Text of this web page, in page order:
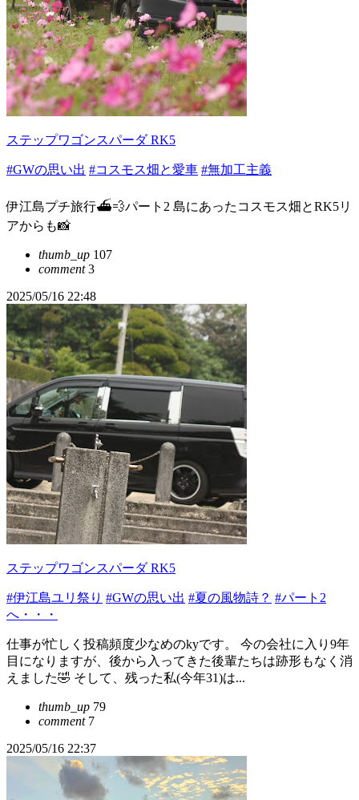
ステップワゴンスパーダ RK5
#GWの思い出 #コスモス畑と愛車 #無加工主義
伊江島プチ旅行⛴️💨パート2 島にあったコスモス畑とRK5リ
アからも📸
thumb_up 107
comment3
2025/05/16 22:48
ステップワゴンスパーダ RK5
#伊江島ユリ祭り #GWの思い出 #夏の風物詩？ #パート2
へ・・・
仕事が忙しく投稿頻度少なめのkyです。 今の会社に入り9年
目になりますが、後から入ってきた後輩たちは跡形もなく消
えました🤣 そして、残った私(今年31)は...
thumb_up 79
comment7
2025/05/16 22:37